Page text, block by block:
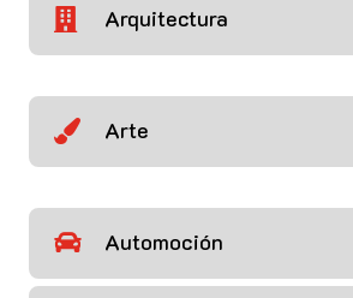
 Arquitectura
 Arte
 Automoción